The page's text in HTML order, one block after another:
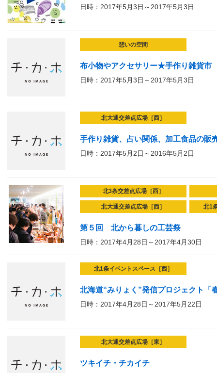
日時：2017年5月3日～2017年5月3日
憩いの空間
布小物やアクセサリー★手作り雑貨市
日時：2017年5月3日～2017年5月3日
北大通交差点広場［西］
手作り雑貨、占い関係、加工食品の
日時：2017年5月2日～2016年5月2日
北3条交差点広場［西］
北大通交差点広場［西］ 北1
第５回 北から暮しの工芸祭
日時：2017年4月28日～2017年4月30日
北1条イベントスペース［西］
北海道“みりょく”発信プロジェクト「
日時：2017年4月28日～2017年5月22日
北大通交差点広場［東］
ツキイチ・チカイチ